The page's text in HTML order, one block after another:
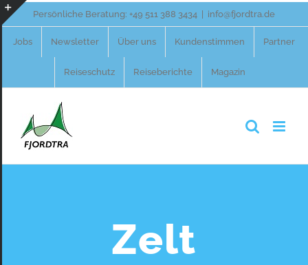
Zum
Persönliche Beratung: +49 511 388 3434 info@fjordtra.de
Jobs Newsletter Über uns Kundenstimmen Partner
Reiseschutz Reiseberichte Magazin
Zelt
Toggle